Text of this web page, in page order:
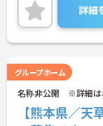
詳細
グループホーム
名称非公開 ※詳細は
【熊本県／